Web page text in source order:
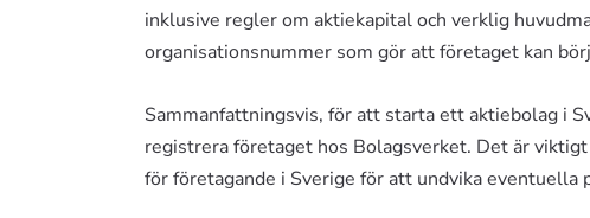
inklusive regler om aktiekapital och verklig
organisationsnummer som gör att företaget kan
Sammanfattningsvis, för att starta ett aktiebolag i
registrera företaget hos Bolagsverket. Det är
för företagande i Sverige för att undvika eventuella